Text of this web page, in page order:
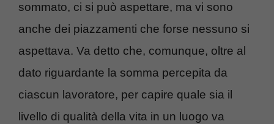
sommato, ci si può aspettare, ma vi sono
anche dei piazzamenti che forse nessuno si
aspettava. Va detto che, comunque, oltre al
dato riguardante la somma percepita da
ciascun lavoratore, per capire quale sia il
livello di qualità della vita in un luogo va